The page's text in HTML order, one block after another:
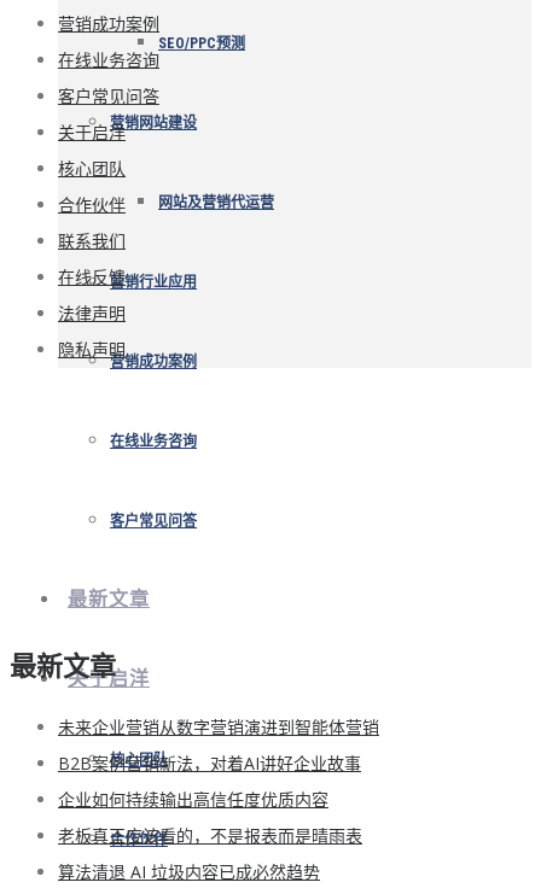
SEO/PPC预测
营销网站建设
网站及营销代运营
营销行业应用
营销成功案例
在线业务咨询
客户常见问答
最新文章
关于启洋
核心团队
合作伙伴
营销成功案例
在线业务咨询
客户常见问答
关于启洋
核心团队
合作伙伴
联系我们
在线反馈
法律声明
隐私声明
最新文章
未来企业营销从数字营销演进到智能体营销
B2B案例营销新法，对着AI讲好企业故事
企业如何持续输出高信任度优质内容
老板真正应该看的，不是报表而是晴雨表
算法清退 AI 垃圾内容已成必然趋势